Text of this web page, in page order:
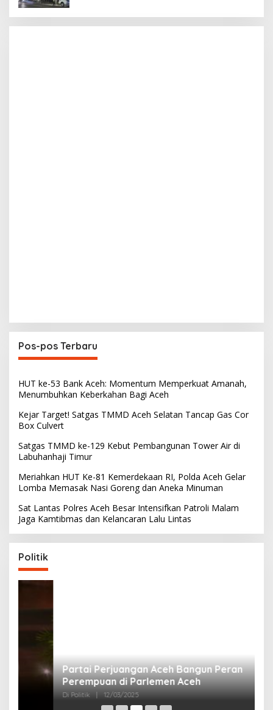
Pos-pos Terbaru
HUT ke-53 Bank Aceh: Momentum Memperkuat Amanah,
Menumbuhkan Keberkahan Bagi Aceh
Kejar Target! Satgas TMMD Aceh Selatan Tancap Gas Cor
Box Culvert
Satgas TMMD ke-129 Kebut Pembangunan Tower Air di
Labuhanhaji Timur
Meriahkan HUT Ke-81 Kemerdekaan RI, Polda Aceh Gelar
Lomba Memasak Nasi Goreng dan Aneka Minuman
Sat Lantas Polres Aceh Besar Intensifkan Patroli Malam
Jaga Kamtibmas dan Kelancaran Lalu Lintas
Politik
Partai Perjuangan Aceh Bangun Peran
Perempuan di Parlemen Aceh
12/03/2025